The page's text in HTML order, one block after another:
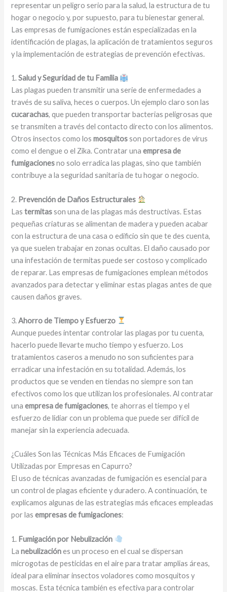
representar un peligro serio para la salud, la estructura de tu
hogar o negocio y, por supuesto, para tu bienestar general.
Las empresas de fumigaciones están especializadas en la
identificación de plagas, la aplicación de tratamientos seguros
y la implementación de estrategias de prevención efectivas.
1.Salud y Seguridad de tu Familia
Las plagas pueden transmitir una serie de enfermedades a
través de su saliva, heces o cuerpos. Un ejemplo claro son las
cucarachas, que pueden transportar bacterias peligrosas que
se transmiten a través del contacto directo con los alimentos.
Otros insectos como losmosquitosson portadores de virus
como el dengue o el Zika. Contratar unaempresa de
fumigacionesno solo erradica las plagas, sino que también
contribuye a la seguridad sanitaria de tu hogar o negocio.
2. Prevención de Daños Estructurales
Lastermitasson una de las plagas más destructivas. Estas
pequeñas criaturas se alimentan de madera y pueden acabar
con la estructura de una casa o edificio sin que te des cuenta,
ya que suelen trabajar en zonas ocultas. El daño causado por
una infestación de termitas puede ser costoso y complicado
de reparar. Las empresas de fumigaciones emplean métodos
avanzados para detectar y eliminar estas plagas antes de que
causen daños graves.
3.Ahorro de Tiempo y Esfuerzo
Aunque puedes intentar controlar las plagas por tu cuenta,
hacerlo puede llevarte mucho tiempo y esfuerzo. Los
tratamientos caseros a menudo no son suficientes para
erradicar una infestación en su totalidad. Además, los
productos que se venden en tiendas no siempre son tan
efectivos como los que utilizan los profesionales. Al contratar
unaempresa de fumigaciones, te ahorras el tiempo y el
esfuerzo de lidiar con un problema que puede ser difícil de
manejar sin la experiencia adecuada.
¿Cuáles Son las Técnicas Más Eficaces de Fumigación
Utilizadas por Empresas en Capurro?
El uso de técnicas avanzadas de fumigación es esencial para
un control de plagas eficiente y duradero. A continuación, te
explicamos algunas de las estrategias más eficaces empleadas
por lasempresas de fumigaciones:
1. Fumigación por Nebulización
Lanebulizaciónes un proceso en el cual se dispersan
microgotas de pesticidas en el aire para tratar amplias áreas,
ideal para eliminar insectos voladores como mosquitos y
moscas. Esta técnica también es efectiva para controlar